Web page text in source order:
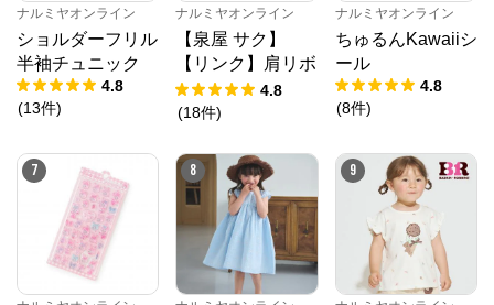
ナルミヤオンライン
ショルダーフリル
半袖チュニック
4.8
(13件)
ナルミヤオンライン
【泉屋 サク】
【リンク】肩リボ
ンフラワーキャッ
トワンピース
4.8
(18件)
ナルミヤオンライン
ちゅるんKawaiiシ
ール
4.8
(8件)
7 8 9
ゾピアノ、プティマイン、ラブトキシック、アナスイ
ミニ等、全ブランド、全商品をご覧いただけます。